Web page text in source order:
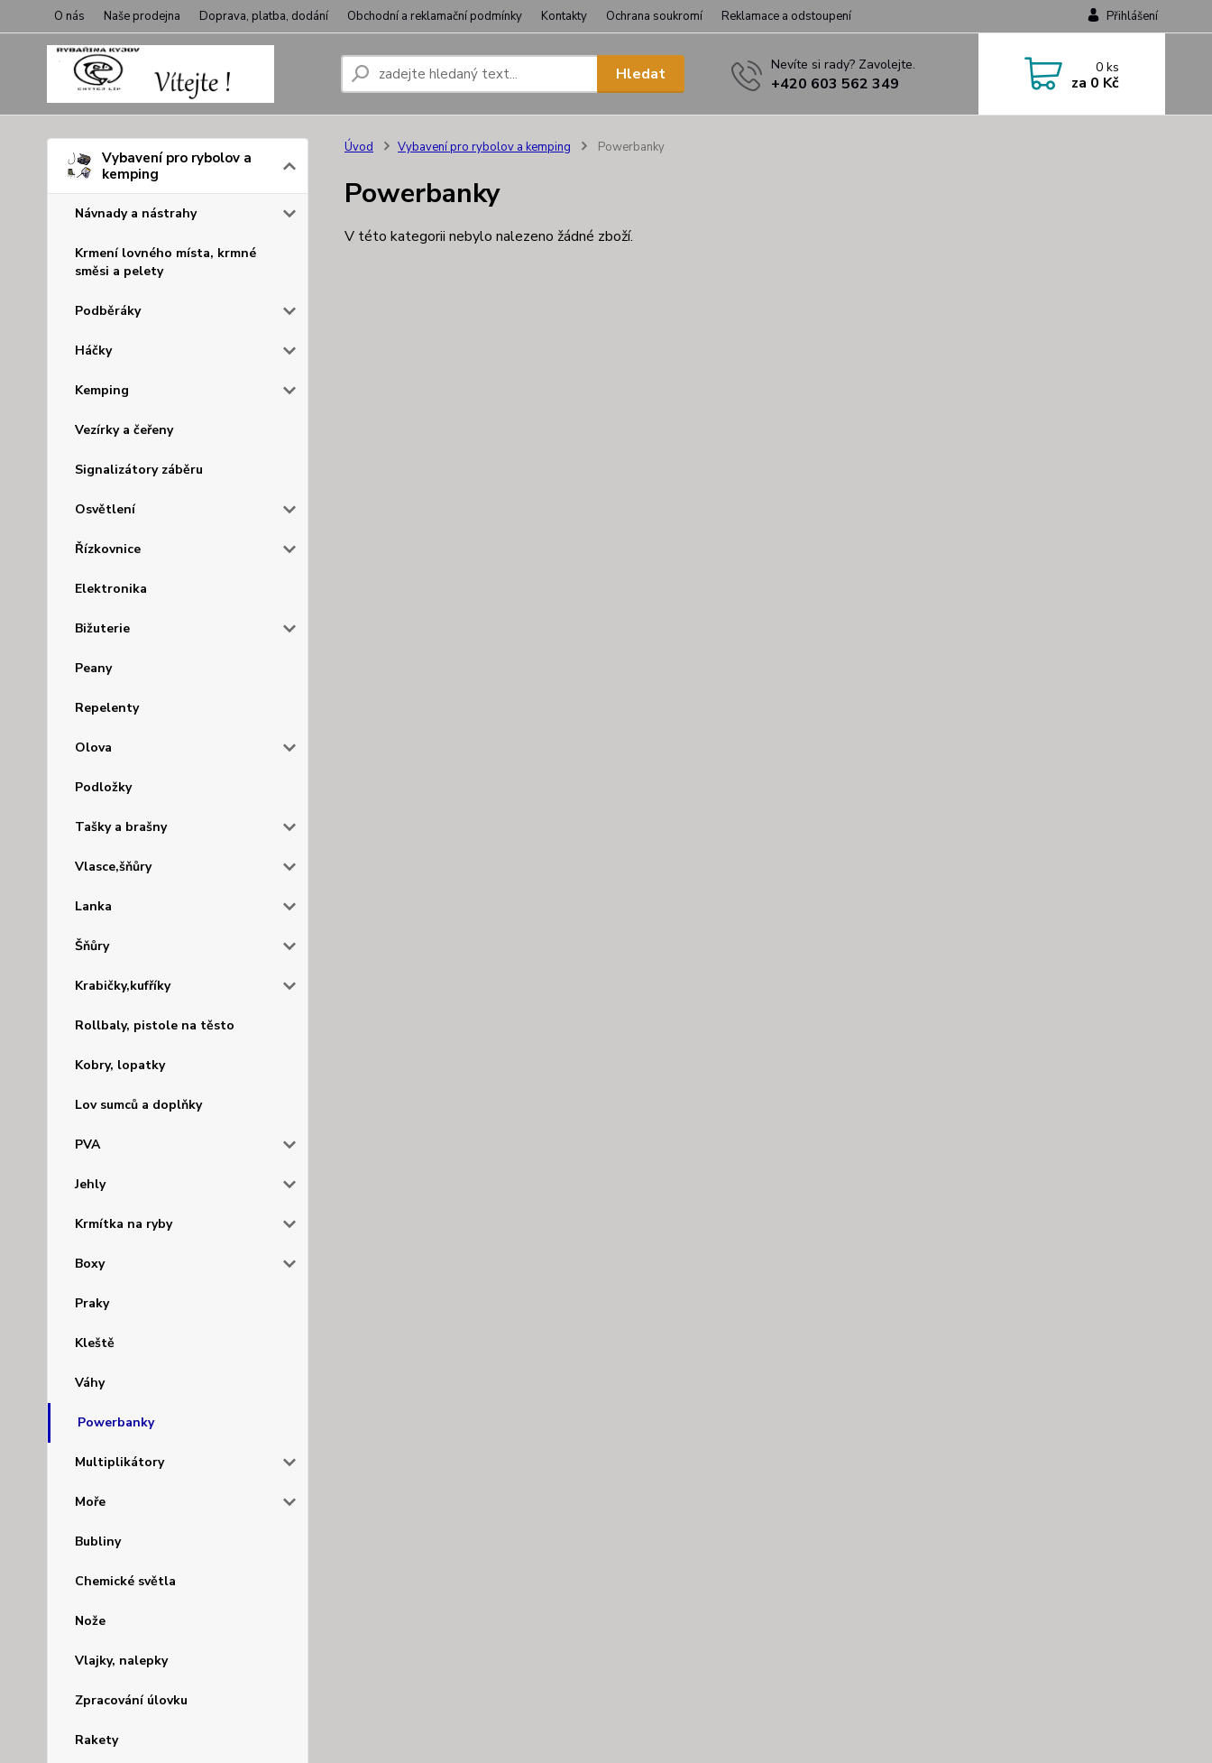
O nás Naše prodejna Doprava, platba, dodání Obchodní a reklamační podmínky Kontakty Ochrana soukromí Reklamace a odstoupení Přihlášení
Hledat Nevíte si rady? Zavolejte.
+420 603 562 349
0ks
za 0 Kč
Vybavení pro rybolov a
kemping
Návnady a nástrahy
Krmení lovného místa, krmné
směsi a pelety
Podběráky
Háčky
Kemping
Vezírky a čeřeny
Signalizátory záběru
Osvětlení
Řízkovnice
Elektronika
Bižuterie
Peany
Repelenty
Olova
Podložky
Tašky a brašny
Vlasce,šňůry
Lanka
Šňůry
Krabičky,kufříky
Rollbaly, pistole na těsto
Kobry, lopatky
Lov sumců a doplňky
PVA
Jehly
Krmítka na ryby
Boxy
Praky
Kleště
Váhy
Powerbanky
Multiplikátory
Moře
Bubliny
Chemické světla
Nože
Vlajky, nalepky
Zpracování úlovku
Rakety
Úvod Vybavení pro rybolov a kemping Powerbanky
Powerbanky
V této kategorii nebylo nalezeno žádné zboží.